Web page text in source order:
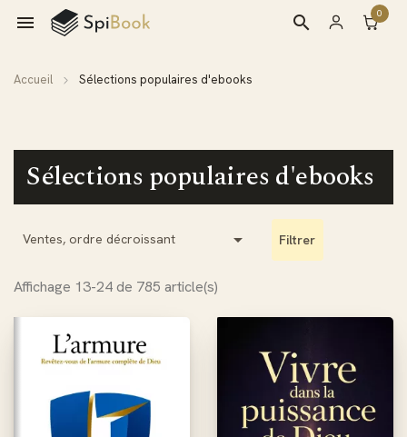
 0
search
Accueil Sélections populaires d'ebooks
Sélections populaires d'ebooks
Ventes, ordre décroissant  Filtrer
Affichage 13-24 de 785 article(s)